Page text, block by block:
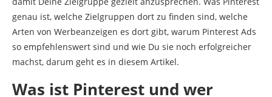
genau ist, welche Zielgruppen dort zu finden sind, welche
Arten von Werbeanzeigen es dort gibt, warum Pinterest Ads
so empfehlenswert sind und wie Du sie noch erfolgreicher
machst, darum geht es in diesem Artikel.
Was ist Pinterest und wer